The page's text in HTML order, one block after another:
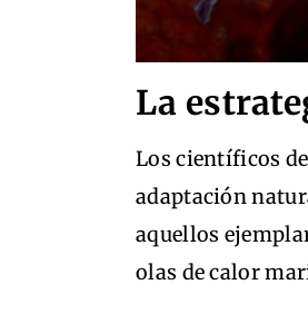
La
Los científicos
adaptación
aquellos
olas de calor